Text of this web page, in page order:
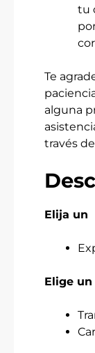
tu
Te
alguna
través
Elija un
Elige un